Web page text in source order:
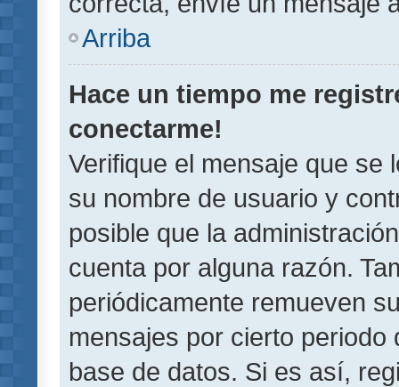
Arriba
Hace un tiempo me
conectarme!
Verifique el mensaje que se
su nombre de usuario y
posible que la
cuenta por alguna razón.
periódicamente remueven
mensajes por cierto
base de datos. Si es así,